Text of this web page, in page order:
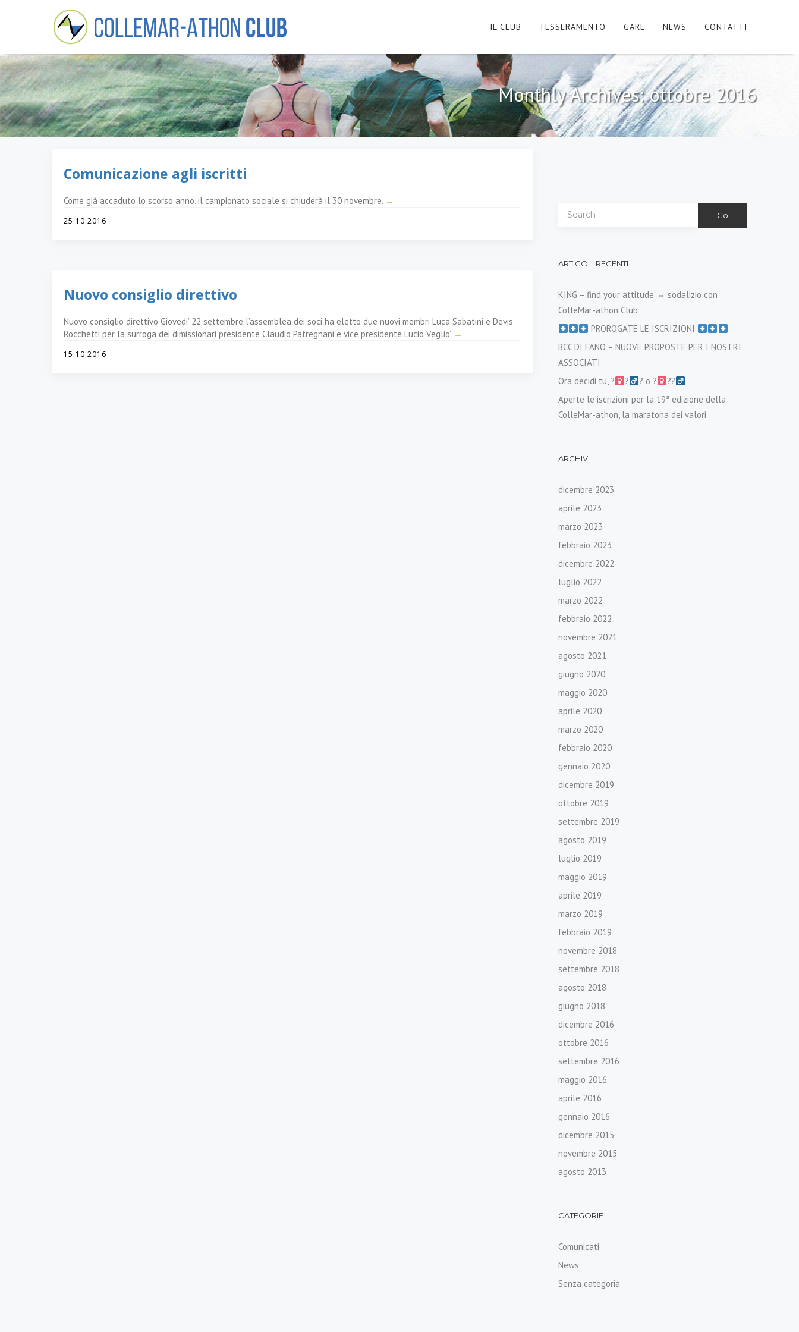
IL CLUB TESSERAMENTO GARE NEWS CONTATTI
Monthly Archives:ottobre 2016
Comunicazione agli iscritti
Come già accaduto lo scorso anno, il campionato sociale si chiuderà il 30 novembre. →
25.10.2016
Nuovo consiglio direttivo
Nuovo consiglio direttivo Giovedi’ 22 settembre l’assemblea dei soci ha eletto due nuovi membri Luca Sabatini e Devis
Rocchetti per la surroga dei dimissionari presidente Claudio Patregnani e vice presidente Lucio Veglio’. →
15.10.2016
Go
ARTICOLI RECENTI
KING – find your attitude ⇔ sodalizio con
ColleMar-athon Club
PROROGATE LE ISCRIZIONI
BCC DI FANO – NUOVE PROPOSTE PER I NOSTRI
ASSOCIATI
Ora decidi tu, ?‍
?‍ ? o ?‍
??‍
Aperte le iscrizioni per la 19ª edizione della
ColleMar-athon, la maratona dei valori
ARCHIVI
dicembre 2023
aprile 2023
marzo 2023
febbraio 2023
dicembre 2022
luglio 2022
marzo 2022
febbraio 2022
novembre 2021
agosto 2021
giugno 2020
maggio 2020
aprile 2020
marzo 2020
febbraio 2020
gennaio 2020
dicembre 2019
ottobre 2019
settembre 2019
agosto 2019
luglio 2019
maggio 2019
aprile 2019
marzo 2019
febbraio 2019
novembre 2018
settembre 2018
agosto 2018
giugno 2018
dicembre 2016
ottobre 2016
settembre 2016
maggio 2016
aprile 2016
gennaio 2016
dicembre 2015
novembre 2015
agosto 2013
CATEGORIE
Comunicati
News
Senza categoria